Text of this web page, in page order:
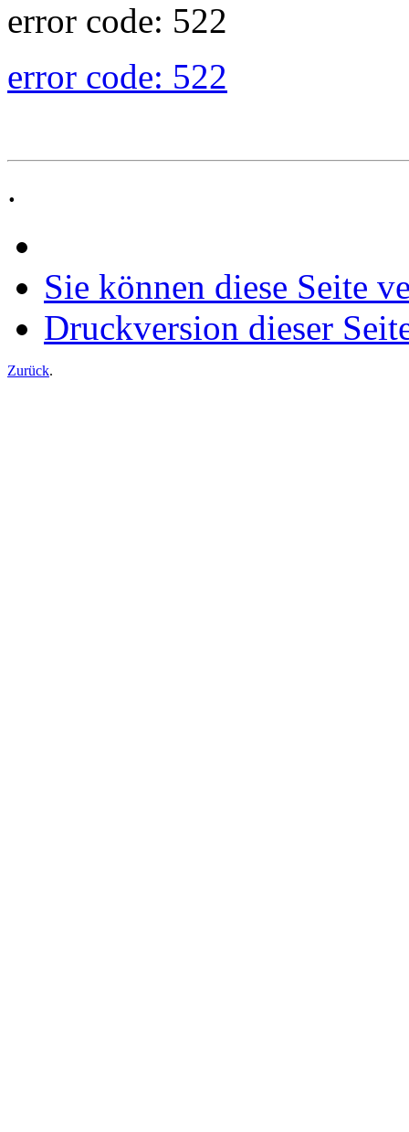
error code: 522
error code: 522
.
Sie können diese Seite
Druckversion dieser
Zurück.